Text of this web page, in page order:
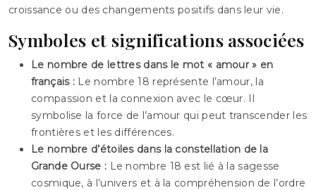
croissance ou des changements positifs dans leur vie.
Symboles et significations associées
Le nombre de lettres dans le mot « amour » en
français : Le nombre 18 représente l’amour, la
compassion et la connexion avec le cœur. Il
symbolise la force de l’amour qui peut transcender les
frontières et les différences.
Le nombre d’étoiles dans la constellation de la
Grande Ourse : Le nombre 18 est lié à la sagesse
cosmique, à l’univers et à la compréhension de l’ordre